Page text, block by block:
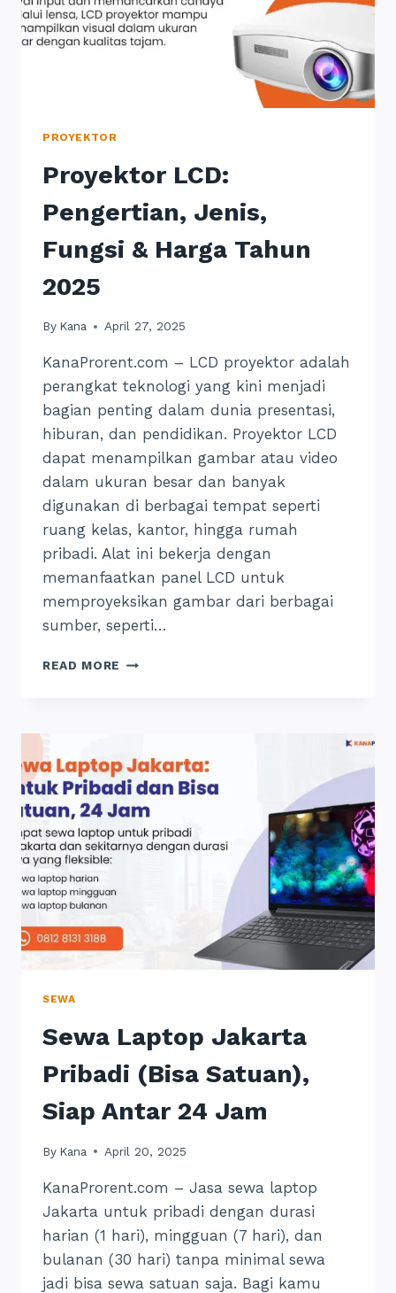
PROYEKTOR
Proyektor LCD:
Pengertian, Jenis,
Fungsi & Harga Tahun
2025
By Kana April 27, 2025
KanaProrent.com – LCD proyektor adalah
perangkat teknologi yang kini menjadi
bagian penting dalam dunia presentasi,
hiburan, dan pendidikan. Proyektor LCD
dapat menampilkan gambar atau video
dalam ukuran besar dan banyak
digunakan di berbagai tempat seperti
ruang kelas, kantor, hingga rumah
pribadi. Alat ini bekerja dengan
memanfaatkan panel LCD untuk
memproyeksikan gambar dari berbagai
sumber, seperti…
READ MORE PROYEKTOR
HARGA
TAHUN
2025
SEWA
Sewa Laptop Jakarta
Pribadi (Bisa Satuan),
Siap Antar 24 Jam
By Kana April 20, 2025
KanaProrent.com – Jasa sewa laptop
Jakarta untuk pribadi dengan durasi
harian (1 hari), mingguan (7 hari), dan
bulanan (30 hari) tanpa minimal sewa
jadi bisa sewa satuan saja. Bagi kamu